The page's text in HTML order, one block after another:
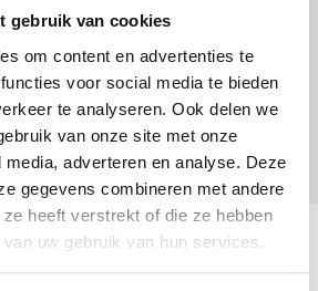
gebruik van cookies
om content en advertenties te
voor social media te bieden
te analyseren. Ook delen we
van onze site met onze
adverteren en analyse. Deze
gegevens combineren met andere
heeft verstrekt of die ze hebben
uw gebruik van hun services.
1.242.135,00
Middellijk
(BlackRock Institutional Trust
Company, National Association)